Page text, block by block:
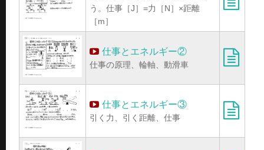
う。仕事［J］=力［N］×距離
［m］
仕事とエネルギー②
仕事の原理、輪軸、動滑車
仕事とエネルギー③
引く力、引く距離、仕事